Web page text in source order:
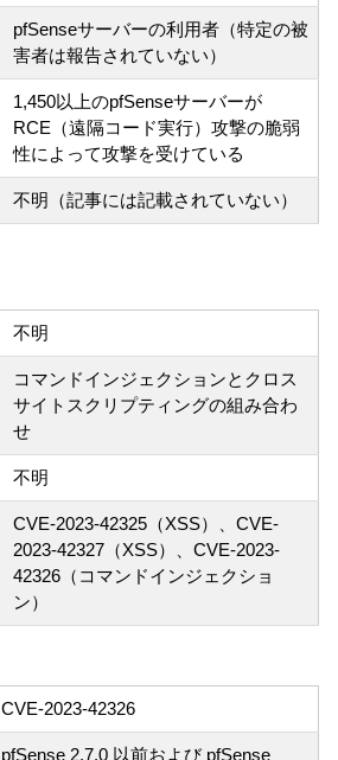
pfSenseサーバーの利用者（特定の被
害者は報告されていない）
1,450以上のpfSenseサーバーが
RCE（遠隔コード実行）攻撃の脆弱
性によって攻撃を受けている
不明（記事には記載されていない）
不明
コマンドインジェクションとクロス
サイトスクリプティングの組み合わ
せ
不明
CVE-2023-42325（XSS）、CVE-
2023-42327（XSS）、CVE-2023-
42326（コマンドインジェクショ
ン）
CVE-2023-42326
pfSense 2.7.0 以前および pfSense